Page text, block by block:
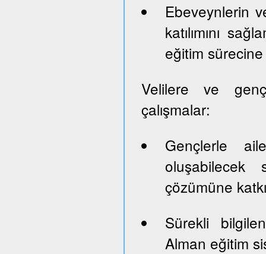
Ebeveynlerin
katılımını
eğitim sürecine
Velilere ve
çalışmalar:
Gençlerle
oluşabilecek
çözümüne
Sürekli
Alman eğitim